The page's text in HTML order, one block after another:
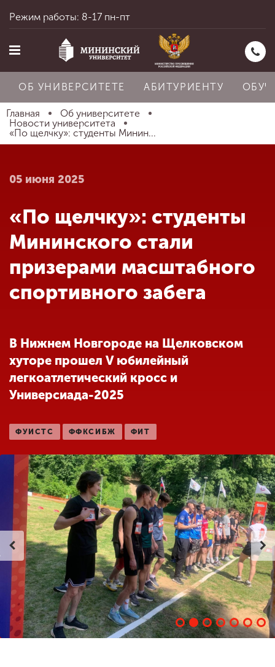
Главная
Абитуриенту
Обучение
Международная
деятельность
деятельности
Студенческая жизнь
Сведения об
образовательной
организации
ENG SPN CHI
Режим работы: 8-17 пн-пт
ОБ УНИВЕРСИТЕТЕ АБИТУРИЕНТУ
Главная
Об университете
Новости университета
«По щелчку»: студенты Минин...
05 июня 2025
«По щелчку»: студенты
Мининского стали
призерами масштабного
спортивного забега
В Нижнем Новгороде на Щелковском
хуторе прошел V юбилейный
легкоатлетический кросс и
Универсиада-2025
ФУИСТС ФФКСИБЖ ФИТ